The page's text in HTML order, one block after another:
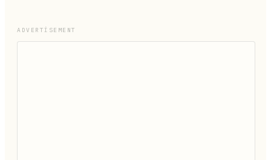
ADVERTISEMENT